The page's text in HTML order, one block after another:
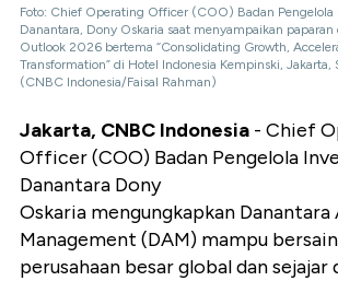
Foto: Chief Operating Officer (COO) Badan Pengelola
Danantara, Dony Oskaria saat menyampaikan
Outlook 2026 bertema “Consolidating Growth,
Transformation” di Hotel Indonesia Kempinski,
(CNBC Indonesia/Faisal Rahman)
Jakarta, CNBC Indonesia - Chief
Officer (COO) Badan Pengelola
Danantara Dony
Oskaria mengungkapkan Danantara
Management (DAM) mampu
perusahaan besar global dan sejajar